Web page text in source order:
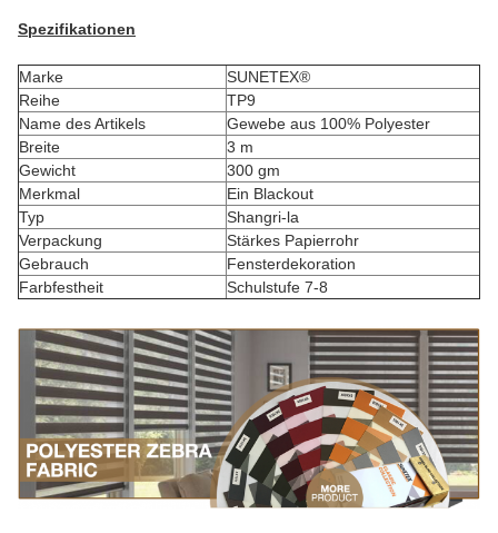
Spezifikationen
Marke
SUNETEX®
Reihe
TP9
Name des Artikels
Gewebe aus 100% Polyester
Breite
3 m
Gewicht
300 gm
Merkmal
Ein Blackout
Typ
Shangri-la
Verpackung
Stärkes Papierrohr
Gebrauch
Fensterdekoration
Farbfestheit
Schulstufe 7-8